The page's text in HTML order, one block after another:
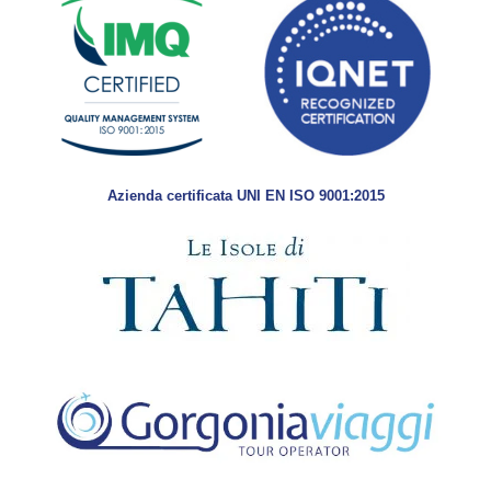
Azienda certificata UNI EN ISO 9001:2015